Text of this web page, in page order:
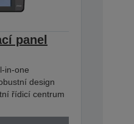
panel
in-one
design
řídicí centrum